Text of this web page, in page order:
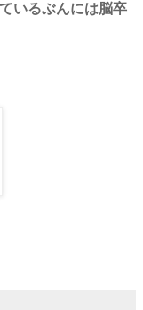
いるぶんには脳卒